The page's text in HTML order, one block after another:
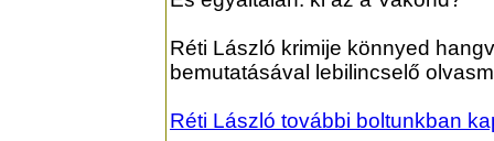
Réti László krimije könnyed
bemutatásával lebilincselő
Réti László további boltunkban